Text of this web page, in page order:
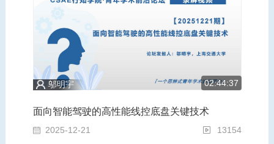
邬明宇 02:44:37
面向智能驾驶的高性能线控底盘关键技术
2025-12-21 13154